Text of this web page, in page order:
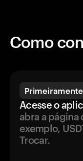
Como
Primeiramente
Acesse o
abra a página
exemplo,
Trocar.